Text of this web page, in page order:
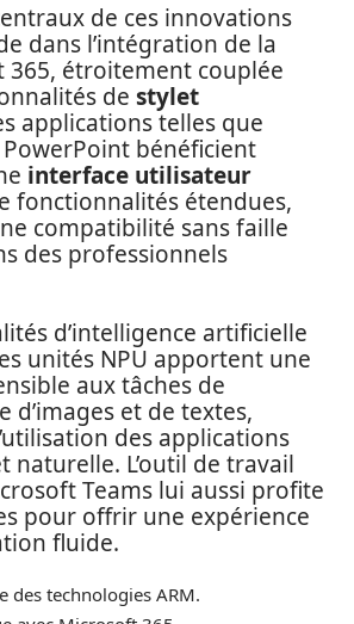
de ces innovations
dans l’intégration de la
365, étroitement couplée
de stylet
applications telles que
bénéficient
interface utilisateur
fonctionnalités étendues,
compatibilité sans faille
des professionnels
d’intelligence artificielle
unités NPU apportent une
aux tâches de
d’images et de textes,
des applications
naturelle. L’outil de travail
Teams lui aussi profite
pour offrir une expérience
fluide.
des technologies ARM.